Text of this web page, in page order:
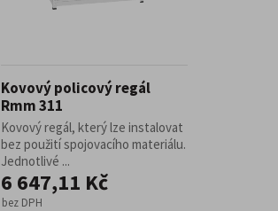
Kovový policový regál
Rmm 311
Kovový regál, který lze instalovat
bez použití spojovacího materiálu.
Jednotlivé ...
6 647,11 Kč
bez DPH